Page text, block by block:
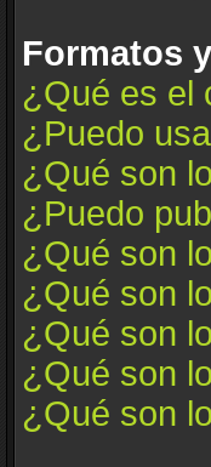
Formatos
¿Qué es el
¿Puedo
¿Qué son
¿Puedo
¿Qué son
¿Qué son
¿Qué son
¿Qué son
¿Qué son